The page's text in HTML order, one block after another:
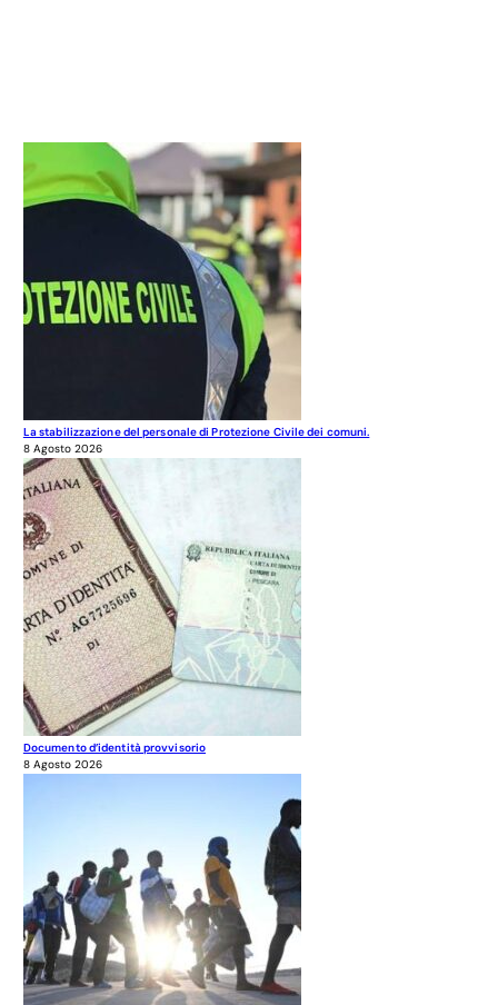
La stabilizzazione del personale di Protezione Civile dei comuni.
8 Agosto 2026
Documento d’identità provvisorio
8 Agosto 2026